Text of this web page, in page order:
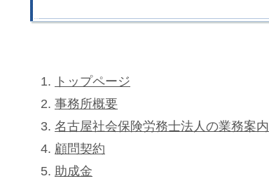
トップページ
事務所概要
名古屋社会保険労務士法人の業務案内
顧問契約
助成金